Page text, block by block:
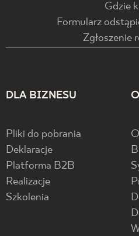
Gdzie
Formularz
Zgłoszenie
DLA BIZNESU
Pliki do pobrania
Deklaracje
Platforma B2B
Realizacje
Szkolenia